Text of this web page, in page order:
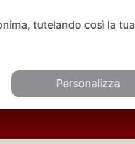
tutelando così la tua
Personalizza